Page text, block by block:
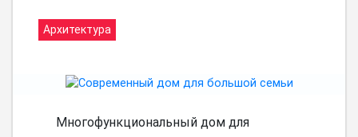
Архитектура
Многофункциональный дом для